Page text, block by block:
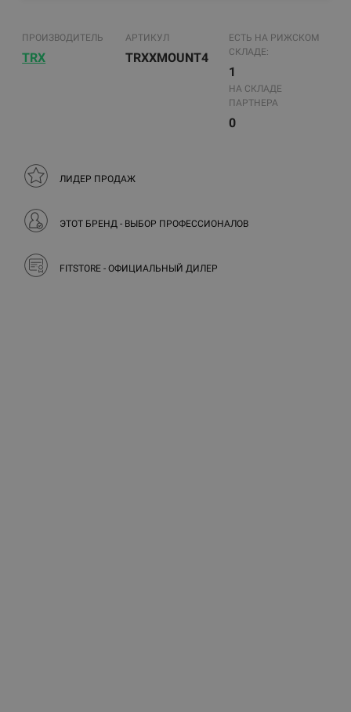
ПРОИЗВОДИТЕЛЬ
TRX
АРТИКУЛ
TRXXMOUNT4
ЕСТЬ НА РИЖСКОМ
СКЛАДЕ:
1
НА СКЛАДЕ
ПАРТНЕРА
0
ЛИДЕР ПРОДАЖ
ЭТОТ БРЕНД - ВЫБОР ПРОФЕССИОНАЛОВ
FITSTORE - ОФИЦИАЛЬНЫЙ ДИЛЕР